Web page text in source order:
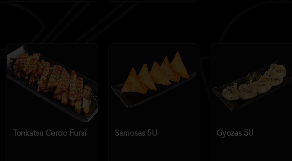
Tonkatsu Cerdo Furai Samosas 5U Gyozas 5U